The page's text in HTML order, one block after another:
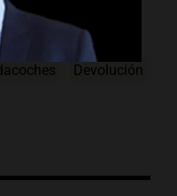
Devolución